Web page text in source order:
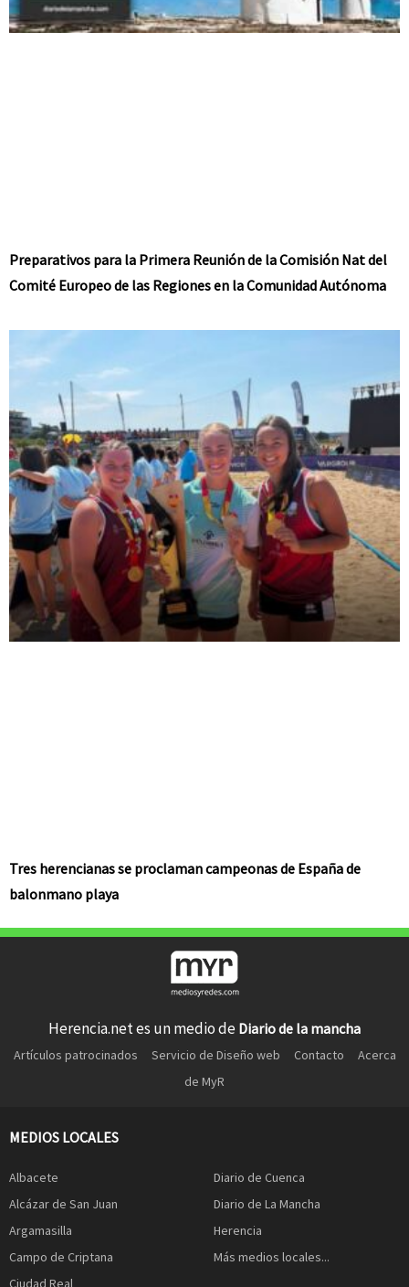
Preparativos para la Primera Reunión de la Comisión Nat del
Comité Europeo de las Regiones en la Comunidad Autónoma
Tres herencianas se proclaman campeonas de España de
balonmano playa
Herencia.net es un medio de Diario de la mancha
Artículos patrocinados Servicio de Diseño web Contacto
Acerca
de MyR
MEDIOS LOCALES
Albacete
Alcázar de San Juan
Argamasilla
Campo de Criptana
Ciudad Real
Diario de Cuenca
Diario de La Mancha
Herencia
Más medios locales...